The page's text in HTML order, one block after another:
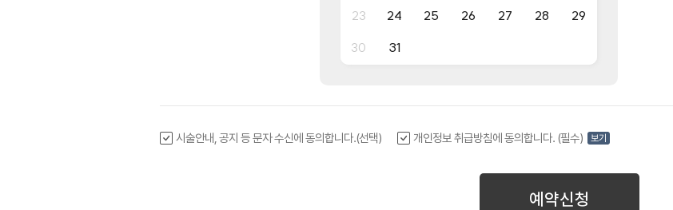
23
24 25 26 27 28
29
30
31
시술안내, 공지 등 문자 수신에 동의합니다.(선택) 개인정보 취급방침에 동의합니다. (필수) 보기
예약신청